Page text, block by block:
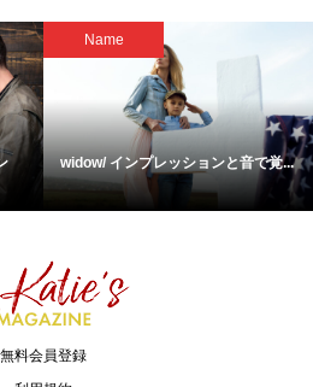
Name
widow/ インプレッションと音で覚...
無料会員登録